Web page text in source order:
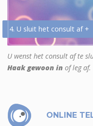
4. U sluit het consult af +
U wenst het consult af te
Haak gewoon in of leg af.
ONLINE